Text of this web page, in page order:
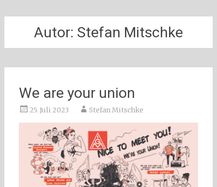
Autor: Stefan Mitschke
We are your union
25. Juli 2023 Stefan Mitschke